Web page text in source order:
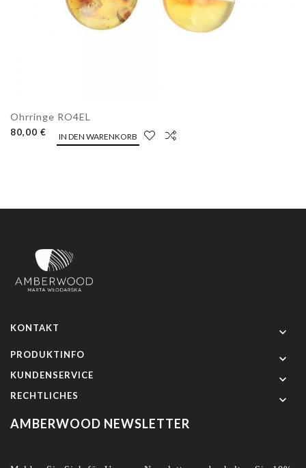
Ohrringe RO4EL
80,00 € IN DEN WARENKORB
KONTAKT 
PRODUKTINFO 
KUNDENSERVICE 
RECHTLICHES 
AMBERWOOD NEWSLETTER